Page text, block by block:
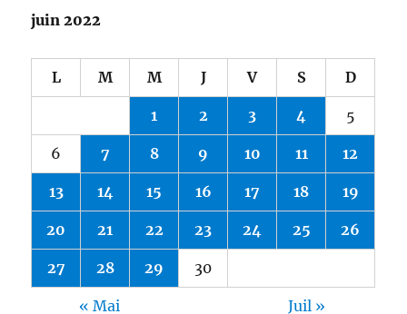
juin 2022
L M M J V S D
1 2 3 4 5
6 7 8 9 10 11 12
13 14 15 16 17 18 19
20 21 22 23 24 25 26
27 28 29 30
« Mai Juil »